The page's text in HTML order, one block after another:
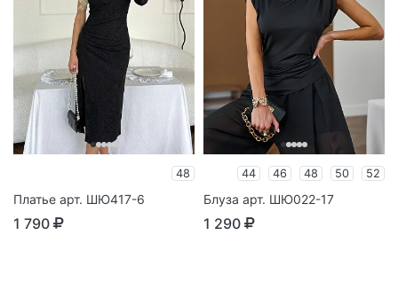
48
Платье арт. ШЮ417-6
1 790
44 46 48 50 52
Блуза арт. ШЮ022-17
1 290